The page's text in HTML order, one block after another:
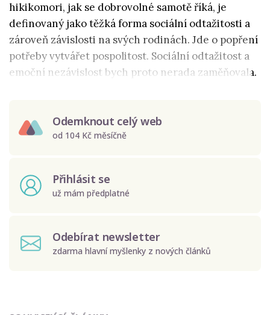
hikikomori, jak se dobrovolné samotě říká, je
definovaný jako těžká forma sociální odtažitosti a
zároveň závislosti na svých rodinách. Jde o popření
potřeby vytvářet pospolitost. Sociální odtažitost a
emoční nezávislost bych proto nerada zaměňovala.
Odemknout celý web
od 104 Kč měsíčně
Přihlásit se
už mám předplatné
Odebírat newsletter
zdarma hlavní myšlenky z nových článků